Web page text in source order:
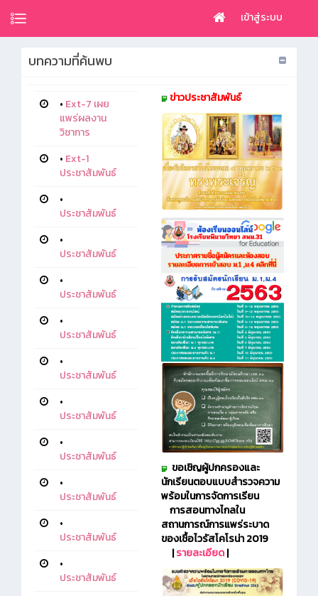
เข้าสู่ระบบ
บทความที่ค้นพบ
• Ext-7 เผย
แพร่ผลงาน
วิชาการ
• Ext-1
ประชาสัมพันธ์
•
ประชาสัมพันธ์
•
ประชาสัมพันธ์
•
ประชาสัมพันธ์
•
ประชาสัมพันธ์
•
ประชาสัมพันธ์
•
ประชาสัมพันธ์
•
ประชาสัมพันธ์
•
ประชาสัมพันธ์
•
ประชาสัมพันธ์
•
ประชาสัมพันธ์
ข่าวประชาสัมพันธ์
ขอเชิญผู้ปกครองและ
นักเรียนตอบแบบสำรวจความ
พร้อมในการจัดการเรียน
การสอนทางไกลใน
สถานการณ์การแพร่ระบาด
ของเชื้อไวรัสโคโรน่า 2019
|รายละเอียด|